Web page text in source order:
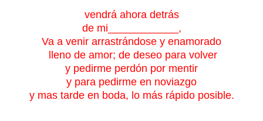
vendrá ahora detrás
de mi____________,
Va a venir arrastrándose y enamorado
lleno de amor; de deseo para volver
y pedirme perdón por mentir
y para pedirme en noviazgo
y mas tarde en boda, lo más rápido posible.